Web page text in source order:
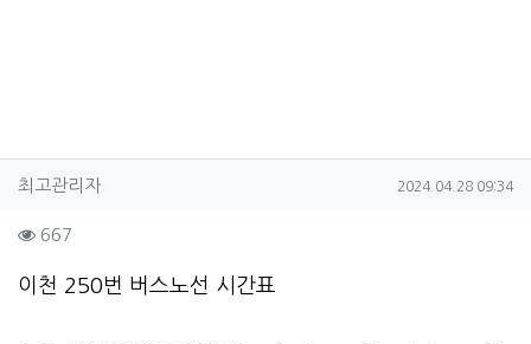
작성자 정보
최고관리자작성 작성일
2024.04.28 09:34
컨텐츠 정보
667
본문
이천 250번 버스노선 시간표